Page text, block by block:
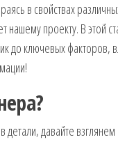
в свойствах
нашему проекту. В этой
до ключевых факторов,
в детали, давайте